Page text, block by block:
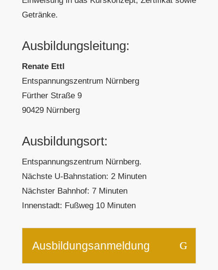
Getränke.
Ausbildungsleitung:
Renate Ettl
Entspannungszentrum Nürnberg
Fürther Straße 9
90429 Nürnberg
Ausbildungsort:
Entspannungszentrum Nürnberg.
Nächste U-Bahnstation: 2 Minuten
Nächster Bahnhof: 7 Minuten
Innenstadt: Fußweg 10 Minuten
Ausbildungsanmeldung